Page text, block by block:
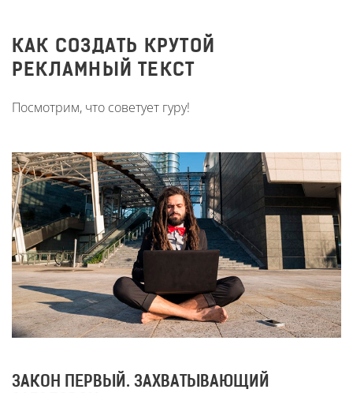
КАК СОЗДАТЬ КРУТОЙ
РЕКЛАМНЫЙ ТЕКСТ
Посмотрим, что советует гуру!
ЗАКОН ПЕРВЫЙ. ЗАХВАТЫВАЮЩИЙ